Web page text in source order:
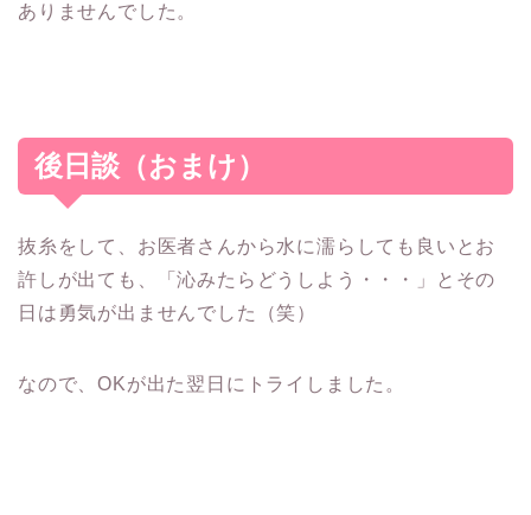
ありませんでした。
後日談（おまけ）
抜糸をして、お医者さんから水に濡らしても良いとお
許しが出ても、「沁みたらどうしよう・・・」とその
日は勇気が出ませんでした（笑）
なので、OKが出た翌日にトライしました。